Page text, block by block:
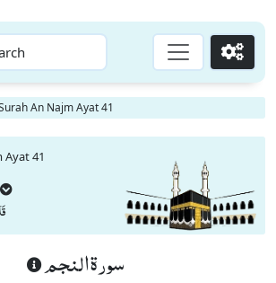
Go
An Najm Ayat 41
Ayat 41
سورة النجم